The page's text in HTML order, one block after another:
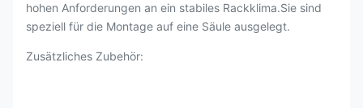
hohen Anforderungen an ein stabiles Rackklima.Sie sind
speziell für die Montage auf eine Säule ausgelegt.
Zusätzliches Zubehör: